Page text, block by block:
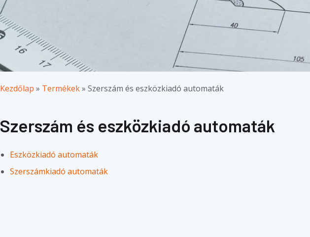
Kezdőlap » Termékek» Szerszám és eszközkiadó automaták
Szerszám és eszközkiadó automaták
Eszközkiadó automaták
Szerszámkiadó automaták